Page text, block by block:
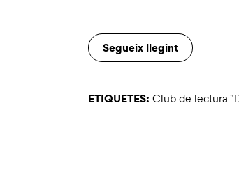
Segueix llegint
ETIQUETES: Club de lectura